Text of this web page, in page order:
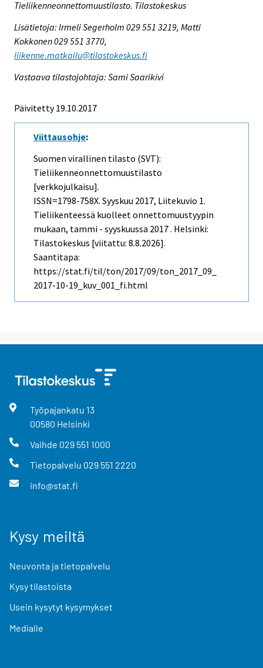
Tieliikenneonnettomuustilasto. Tilastokeskus
Lisätietoja: Irmeli Segerholm 029 551 3219, Matti
Kokkonen 029 551 3770,
liikenne.matkailu@tilastokeskus.fi
Vastaava tilastojohtaja: Sami Saarikivi
Päivitetty 19.10.2017
Viittausohje:
Suomen virallinen tilasto (SVT):
Tieliikenneonnettomuustilasto
[verkkojulkaisu].
ISSN=1798-758X. Syyskuu 2017, Liitekuvio 1.
Tieliikenteessä kuolleet onnettomuustyypin
mukaan, tammi - syyskuussa 2017 . Helsinki:
Tilastokeskus [viitattu: 8.8.2026].
Saantitapa:
https://stat.fi/til/ton/2017/09/ton_2017_09_
2017-10-19_kuv_001_fi.html
Työpajankatu 13
00580 Helsinki
Vaihde 029 551 1000
Tietopalvelu 029 551 2220
info@stat.fi
Kysy meiltä
Neuvonta ja tietopalvelu
Kysy tilastoista
Usein kysytyt kysymykset
Medialle